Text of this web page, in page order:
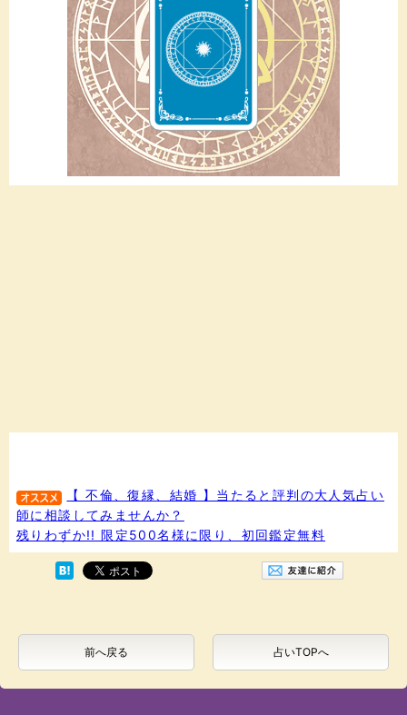
【 不倫、復縁、結婚 】当たると評判の大人気占い
師に相談してみませんか？
残りわずか!! 限定500名様に限り、初回鑑定無料
前へ戻る 占いTOPへ